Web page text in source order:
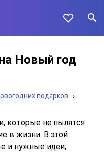
Новый год
подарков
›
которые не пылятся
в жизни. В этой
и нужные идеи,